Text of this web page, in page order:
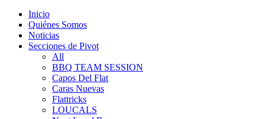
Inicio
Quiénes Somos
Noticias
Secciones de Pivot
All
BBQ TEAM SESSION
Capos Del Flat
Caras Nuevas
Flattricks
LOUCALS